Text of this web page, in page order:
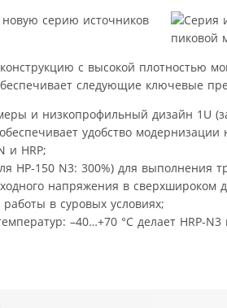
серию источников
с высокой плотностью
следующие ключевые
и низкопрофильный дизайн 1U
удобство
и HRP;
HP-150 N3: 300%) для выполнения
напряжения в сверхшироком
в суровых условиях;
–40…+70 °С делает HRP-